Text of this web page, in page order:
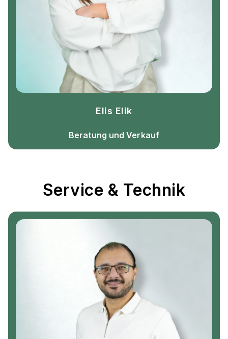
Elis Elik
Beratung und Verkauf
Service & Technik